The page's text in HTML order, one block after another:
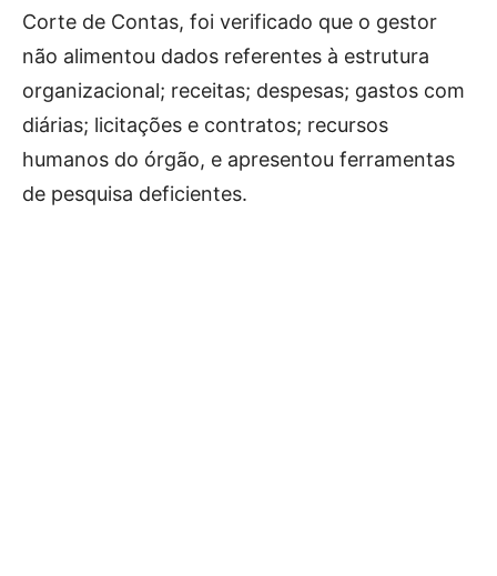
Corte de Contas, foi verificado que o gestor
não alimentou dados referentes à estrutura
organizacional; receitas; despesas; gastos com
diárias; licitações e contratos; recursos
humanos do órgão, e apresentou ferramentas
de pesquisa deficientes.